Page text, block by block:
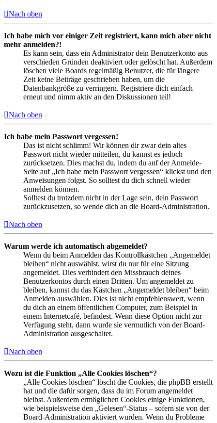
Nach oben
Ich habe mich vor einiger Zeit registriert, kann mich aber nicht
mehr anmelden?!
Es kann sein, dass ein Administrator dein Benutzerkonto aus
verschieden Gründen deaktiviert oder gelöscht hat. Außerdem
löschen viele Boards regelmäßig Benutzer, die für längere
Zeit keine Beiträge geschrieben haben, um die
Datenbankgröße zu verringern. Registriere dich einfach
erneut und nimm aktiv an den Diskussionen teil!
Nach oben
Ich habe mein Passwort vergessen!
Das ist nicht schlimm! Wir können dir zwar dein altes
Passwort nicht wieder mitteilen, du kannst es jedoch
zurücksetzen. Dies machst du, indem du auf der Anmelde-
Seite auf „Ich habe mein Passwort vergessen“ klickst und den
Anweisungen folgst. So solltest du dich schnell wieder
anmelden können.
Solltest du trotzdem nicht in der Lage sein, dein Passwort
zurückzusetzen, so wende dich an die Board-Administration.
Nach oben
Warum werde ich automatisch abgemeldet?
Wenn du beim Anmelden das Kontrollkästchen „Angemeldet
bleiben“ nicht auswählst, wirst du nur für eine Sitzung
angemeldet. Dies verhindert den Missbrauch deines
Benutzerkontos durch einen Dritten. Um angemeldet zu
bleiben, kannst du das Kästchen „Angemeldet bleiben“ beim
Anmelden auswählen. Dies ist nicht empfehlenswert, wenn
du dich an einem öffentlichen Computer, zum Beispiel in
einem Internetcafé, befindest. Wenn diese Option nicht zur
Verfügung steht, dann wurde sie vermutlich von der Board-
Administration ausgeschaltet.
Nach oben
Wozu ist die Funktion „Alle Cookies löschen“?
„Alle Cookies löschen“ löscht die Cookies, die phpBB erstellt
hat und die dafür sorgen, dass du im Forum angemeldet
bleibst. Außerdem ermöglichen Cookies einige Funktionen,
wie beispielsweise den „Gelesen“-Status – sofern sie von der
Board-Administration aktiviert wurden. Wenn du Probleme